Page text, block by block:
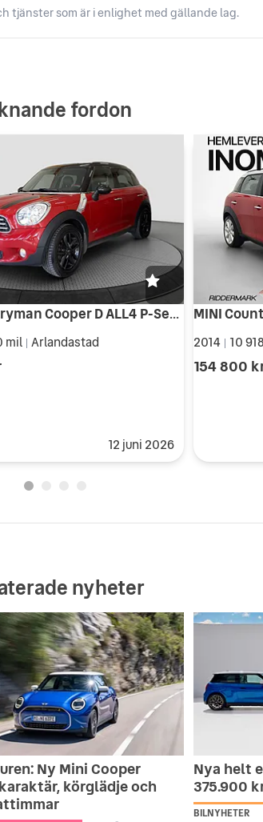
tjänster som är i enlighet med gällande lag.
fordon
MINI Countryman Cooper D ALL4 P-Sensorer Keyless Sportstolar Bluetooth
mil | Arlandastad
12 juni 2026
2014 10
154 800
nyheter
Ny Mini Cooper
körglädje och
Nya helt
375.900
BILNYHETER